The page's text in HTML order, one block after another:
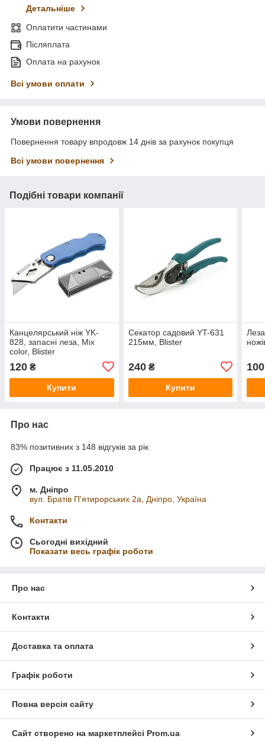
Детальніше
Оплатити частинами
Післяплата
Оплата на рахунок
Всі умови оплати
Умови повернення
Повернення товару впродовж 14 днів за рахунок покупця
Всі умови повернення
Подібні товари компанії
Канцелярський ніж YK-
828, запасні леза, Mix
color, Blister
120 ₴
Купити
Секатор садовий YT-631
215мм, Blister
240₴
Купити
100
Про нас
83% позитивних з 148 відгуків за рік
Працює з 11.05.2010
м. Дніпро
вул. Братів П'ятирорських 2а, Дніпро, Україна
Контакти
Сьогодні вихідний
Показати весь графік роботи
Про нас
Контакти
Доставка та оплата
Графік роботи
Повна версія сайту
Сайт створено на маркетплейсі Prom.ua